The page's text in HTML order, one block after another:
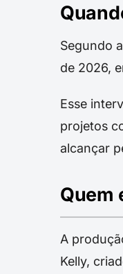
Segundo
de 2026,
Esse
projetos
alcançar
Quem
A
Kelly,